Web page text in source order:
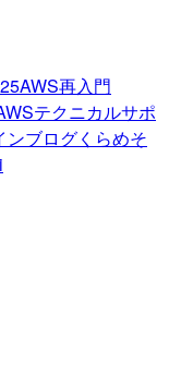
AWS再入門
テクニカルサポ
ンブログくらめそ